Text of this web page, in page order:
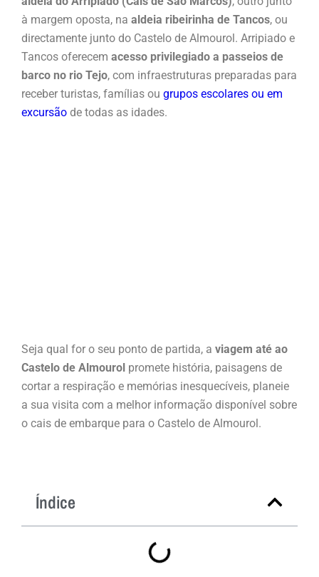
à margem oposta, na aldeia ribeirinha de Tancos, ou
directamente junto do Castelo de Almourol. Arripiado e
Tancos oferecem acesso privilegiado a passeios de
barco no rio Tejo, com infraestruturas preparadas para
receber turistas, famílias ou grupos escolares ou em
excursão de todas as idades.
Seja qual for o seu ponto de partida, a viagem até ao
Castelo de Almourol promete história, paisagens de
cortar a respiração e memórias inesquecíveis, planeie
a sua visita com a melhor informação disponível sobre
o cais de embarque para o Castelo de Almourol.
Índice